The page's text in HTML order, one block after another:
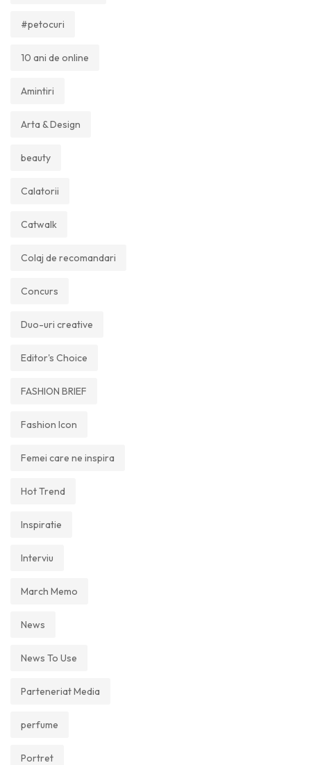
#petocuri
10 ani de online
Amintiri
Arta & Design
beauty
Calatorii
Catwalk
Colaj de recomandari
Concurs
Duo-uri creative
Editor's Choice
FASHION BRIEF
Fashion Icon
Femei care ne inspira
Hot Trend
Inspiratie
Interviu
March Memo
News
News To Use
Parteneriat Media
perfume
Portret